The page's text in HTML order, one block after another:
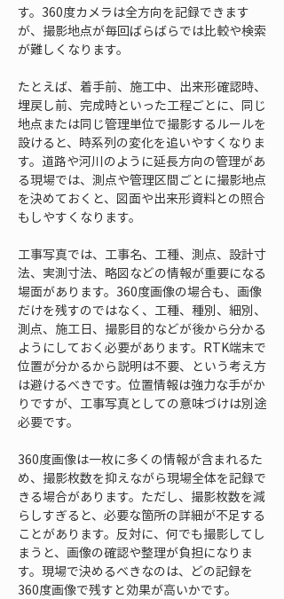
す。360度カメラは全方向を記録できます
が、撮影地点が毎回ばらばらでは比較や検索
が難しくなります。
たとえば、着手前、施工中、出来形確認時、
埋戻し前、完成時といった工程ごとに、同じ
地点または同じ管理単位で撮影するルールを
設けると、時系列の変化を追いやすくなりま
す。道路や河川のように延長方向の管理があ
る現場では、測点や管理区間ごとに撮影地点
を決めておくと、図面や出来形資料との照合
もしやすくなります。
工事写真では、工事名、工種、測点、設計寸
法、実測寸法、略図などの情報が重要になる
場面があります。360度画像の場合も、画像
だけを残すのではなく、工種、種別、細別、
測点、施工日、撮影目的などが後から分かる
ようにしておく必要があります。RTK端末で
位置が分かるから説明は不要、という考え方
は避けるべきです。位置情報は強力な手がか
りですが、工事写真としての意味づけは別途
必要です。
360度画像は一枚に多くの情報が含まれるた
め、撮影枚数を抑えながら現場全体を記録で
きる場合があります。ただし、撮影枚数を減
らしすぎると、必要な箇所の詳細が不足する
ことがあります。反対に、何でも撮影してし
まうと、画像の確認や整理が負担になりま
す。現場で決めるべきなのは、どの記録を
360度画像で残すと効果が高いかです。